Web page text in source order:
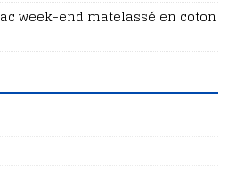
week-end matelassé en coton